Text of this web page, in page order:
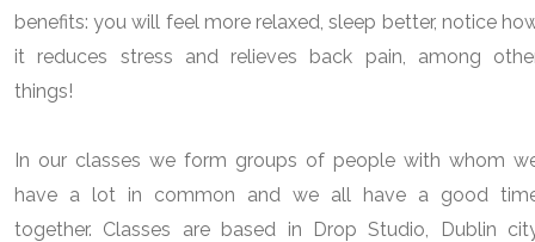
benefits: you will feel more relaxed, sleep better, notice
it reduces stress and relieves back pain, among
things!
In our classes we form groups of people with whom
have a lot in common and we all have a good
together. Classes are based in Drop Studio, Dublin